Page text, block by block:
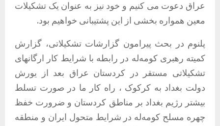
عراق دعوت می کنیم و خود نیز به عنوان یک تشکیلات
معین همواره بخشی از این پشتیبانی خواهیم بود.
پلنوم در بحث پیرامون گزارشات تشکیلاتی، گزارش
کمیتە رهبری کومەلە در رابطە با شرایط کار ارگانهای
تشکیلاتی مستقر در کردستان عراق بعد از یورش
دولت بغداد به کرکوک ، راه کار ما در صورت تسلط
بیشتر رژیم بغداد بر مناطق کردستان و ضرورت خفظ
چهره مسلح کومەلە در شرایط متحول ایران و منطقە